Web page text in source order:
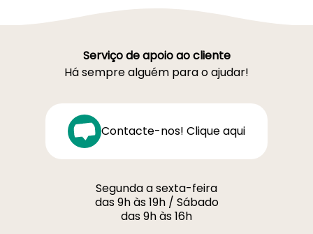
Serviço de apoio ao cliente
Há sempre alguém para o ajudar!
Contacte-nos! Clique aqui
Segunda a sexta-feira
das 9h às 19h / Sábado
das 9h às 16h